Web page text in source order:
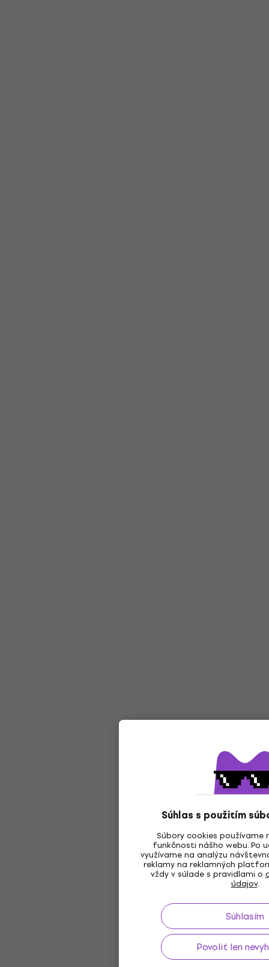
Súhlas s použitím
Súbory cookies používame
funkčnosti nášho webu. Po
využívame na analýzu
reklamy na reklamných
vždy v súlade s pravidlami o
údajov.
Súhlasím
Povoliť len